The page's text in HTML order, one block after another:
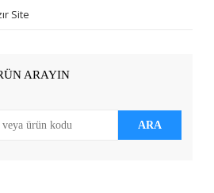
Site
ARAYIN
ARA